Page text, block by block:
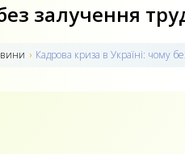
залучення
› Кадрова криза в Україні: чому